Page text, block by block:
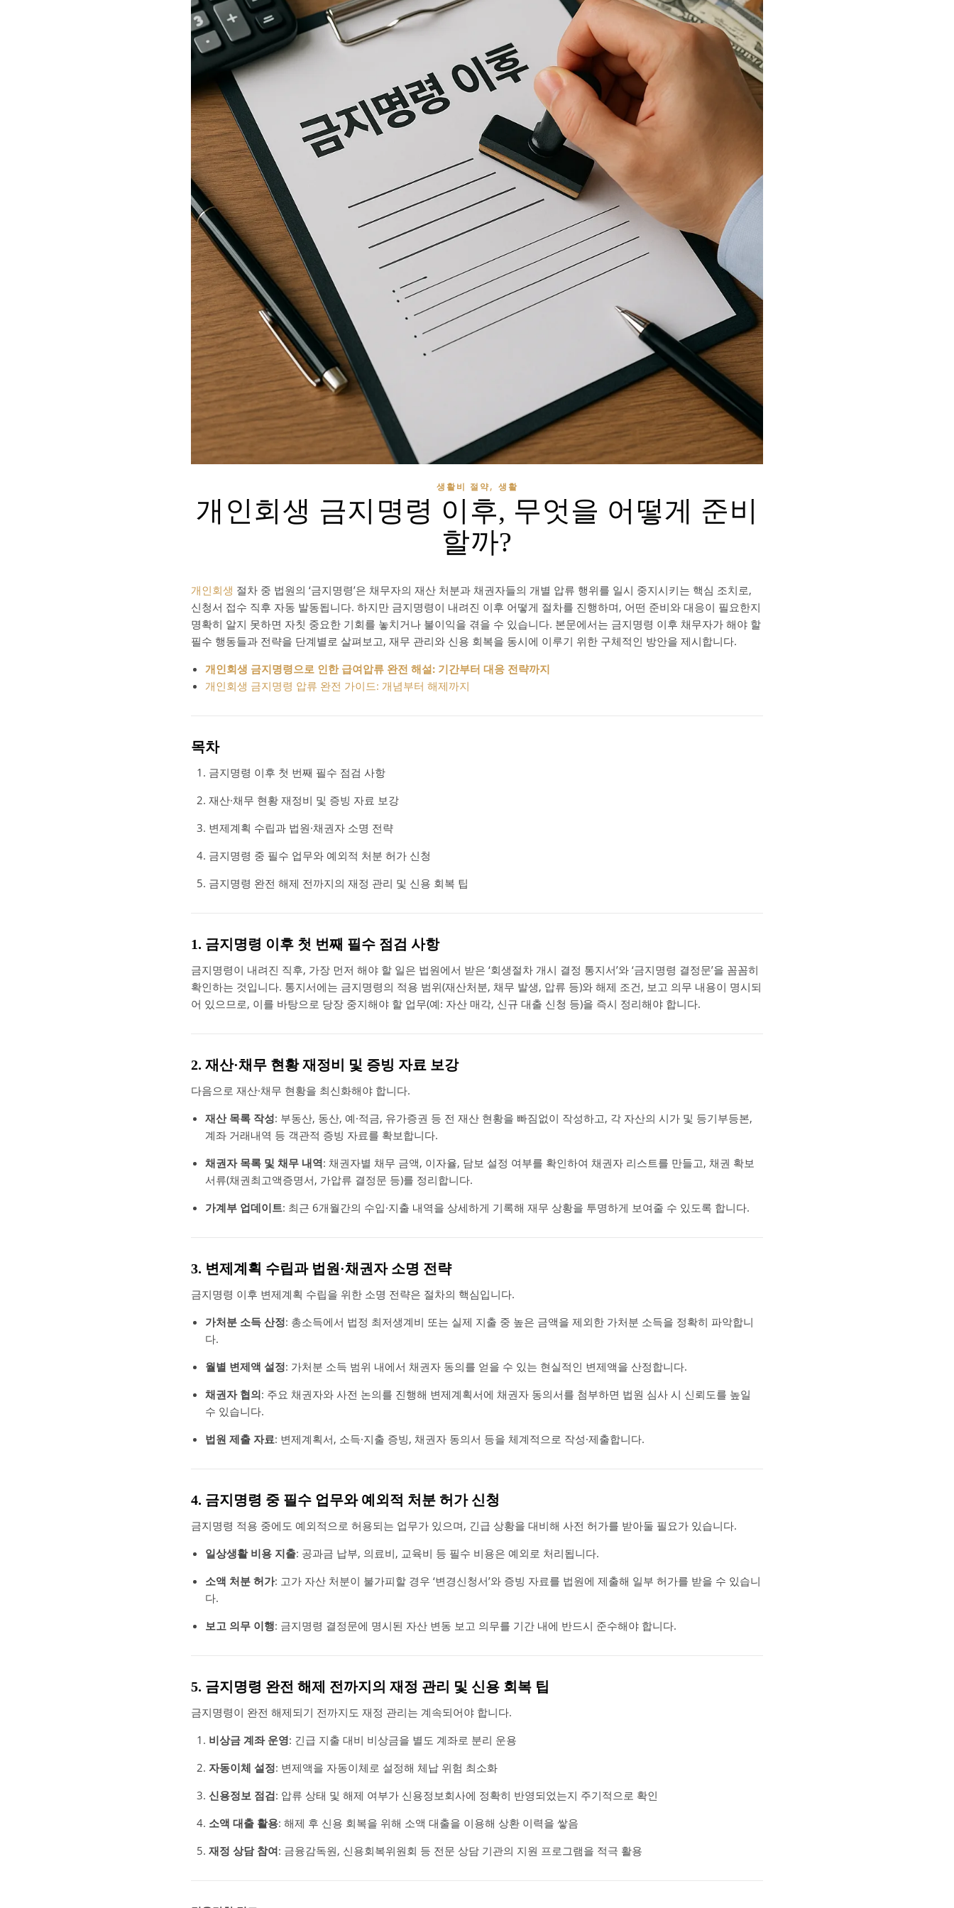
생활비 절약, 생활
개인회생 금지명령 이후, 무엇을 어떻게 준비
할까?
개인회생 절차 중 법원의 ‘금지명령’은 채무자의 재산 처분과 채권자들의 개별 압류 행위를 일시 중지시키는 핵심 조치로,
신청서 접수 직후 자동 발동됩니다. 하지만 금지명령이 내려진 이후 어떻게 절차를 진행하며, 어떤 준비와 대응이 필요한지
명확히 알지 못하면 자칫 중요한 기회를 놓치거나 불이익을 겪을 수 있습니다. 본문에서는 금지명령 이후 채무자가 해야 할
필수 행동들과 전략을 단계별로 살펴보고, 재무 관리와 신용 회복을 동시에 이루기 위한 구체적인 방안을 제시합니다.
개인회생 금지명령으로 인한 급여압류 완전 해설: 기간부터 대응 전략까지
개인회생 금지명령 압류 완전 가이드: 개념부터 해제까지
목차
금지명령 이후 첫 번째 필수 점검 사항
재산·채무 현황 재정비 및 증빙 자료 보강
변제계획 수립과 법원·채권자 소명 전략
금지명령 중 필수 업무와 예외적 처분 허가 신청
금지명령 완전 해제 전까지의 재정 관리 및 신용 회복 팁
1. 금지명령 이후 첫 번째 필수 점검 사항
금지명령이 내려진 직후, 가장 먼저 해야 할 일은 법원에서 받은 ‘회생절차 개시 결정 통지서’와 ‘금지명령 결정문’을 꼼꼼히
확인하는 것입니다. 통지서에는 금지명령의 적용 범위(재산처분, 채무 발생, 압류 등)와 해제 조건, 보고 의무 내용이 명시되
어 있으므로, 이를 바탕으로 당장 중지해야 할 업무(예: 자산 매각, 신규 대출 신청 등)을 즉시 정리해야 합니다.
2. 재산·채무 현황 재정비 및 증빙 자료 보강
다음으로 재산·채무 현황을 최신화해야 합니다.
재산 목록 작성: 부동산, 동산, 예·적금, 유가증권 등 전 재산 현황을 빠짐없이 작성하고, 각 자산의 시가 및 등기부등본,
계좌 거래내역 등 객관적 증빙 자료를 확보합니다.
채권자 목록 및 채무 내역: 채권자별 채무 금액, 이자율, 담보 설정 여부를 확인하여 채권자 리스트를 만들고, 채권 확보
서류(채권최고액증명서, 가압류 결정문 등)를 정리합니다.
가계부 업데이트: 최근 6개월간의 수입·지출 내역을 상세하게 기록해 재무 상황을 투명하게 보여줄 수 있도록 합니다.
3. 변제계획 수립과 법원·채권자 소명 전략
금지명령 이후 변제계획 수립을 위한 소명 전략은 절차의 핵심입니다.
가처분 소득 산정: 총소득에서 법정 최저생계비 또는 실제 지출 중 높은 금액을 제외한 가처분 소득을 정확히 파악합니
다.
월별 변제액 설정: 가처분 소득 범위 내에서 채권자 동의를 얻을 수 있는 현실적인 변제액을 산정합니다.
채권자 협의: 주요 채권자와 사전 논의를 진행해 변제계획서에 채권자 동의서를 첨부하면 법원 심사 시 신뢰도를 높일
수 있습니다.
법원 제출 자료: 변제계획서, 소득·지출 증빙, 채권자 동의서 등을 체계적으로 작성·제출합니다.
4. 금지명령 중 필수 업무와 예외적 처분 허가 신청
금지명령 적용 중에도 예외적으로 허용되는 업무가 있으며, 긴급 상황을 대비해 사전 허가를 받아둘 필요가 있습니다.
일상생활 비용 지출: 공과금 납부, 의료비, 교육비 등 필수 비용은 예외로 처리됩니다.
소액 처분 허가: 고가 자산 처분이 불가피할 경우 ‘변경신청서’와 증빙 자료를 법원에 제출해 일부 허가를 받을 수 있습니
다.
보고 의무 이행: 금지명령 결정문에 명시된 자산 변동 보고 의무를 기간 내에 반드시 준수해야 합니다.
5. 금지명령 완전 해제 전까지의 재정 관리 및 신용 회복 팁
금지명령이 완전 해제되기 전까지도 재정 관리는 계속되어야 합니다.
비상금 계좌 운영: 긴급 지출 대비 비상금을 별도 계좌로 분리 운용
자동이체 설정: 변제액을 자동이체로 설정해 체납 위험 최소화
신용정보 점검: 압류 상태 및 해제 여부가 신용정보회사에 정확히 반영되었는지 주기적으로 확인
소액 대출 활용: 해제 후 신용 회복을 위해 소액 대출을 이용해 상환 이력을 쌓음
재정 상담 참여: 금융감독원, 신용회복위원회 등 전문 상담 기관의 지원 프로그램을 적극 활용